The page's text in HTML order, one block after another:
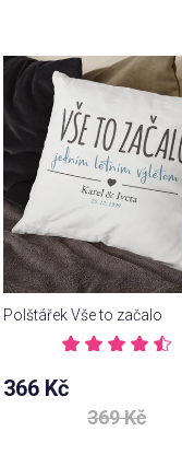
Polštářek Vše to začalo
hodnocení
produktu
366 Kč
369 Kč